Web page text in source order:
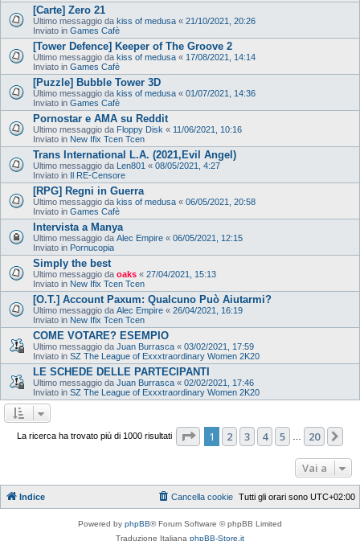
[Carte] Zero 21
Ultimo messaggio da kiss of medusa « 21/10/2021, 20:26
Inviato in Games Cafè
[Tower Defence] Keeper of The Groove 2
Ultimo messaggio da kiss of medusa « 17/08/2021, 14:14
Inviato in Games Cafè
[Puzzle] Bubble Tower 3D
Ultimo messaggio da kiss of medusa « 01/07/2021, 14:36
Inviato in Games Cafè
Pornostar e AMA su Reddit
Ultimo messaggio da Floppy Disk « 11/06/2021, 10:16
Inviato in New Ifix Tcen Tcen
Trans International L.A. (2021,Evil Angel)
Ultimo messaggio da Len801 « 08/05/2021, 4:27
Inviato in Il RE-Censore
[RPG] Regni in Guerra
Ultimo messaggio da kiss of medusa « 06/05/2021, 20:58
Inviato in Games Cafè
Intervista a Manya
Ultimo messaggio da Alec Empire « 06/05/2021, 12:15
Inviato in Pornucopia
Simply the best
Ultimo messaggio da oaks « 27/04/2021, 15:13
Inviato in New Ifix Tcen Tcen
[O.T.] Account Paxum: Qualcuno Può Aiutarmi?
Ultimo messaggio da Alec Empire « 26/04/2021, 16:19
Inviato in New Ifix Tcen Tcen
COME VOTARE? ESEMPIO
Ultimo messaggio da Juan Burrasca « 03/02/2021, 17:59
Inviato in SZ The League of Exxxtraordinary Women 2K20
LE SCHEDE DELLE PARTECIPANTI
Ultimo messaggio da Juan Burrasca « 02/02/2021, 17:46
Inviato in SZ The League of Exxxtraordinary Women 2K20
La ricerca ha trovato più di 1000 risultati Pagina di 20
1 2 3 4 5 20
Vai a
Indice Tutti gli orari sono UTC+02:00
Cancella cookie
Powered by phpBB® Forum Software © phpBB Limited
Traduzione Italiana phpBB-Store.it